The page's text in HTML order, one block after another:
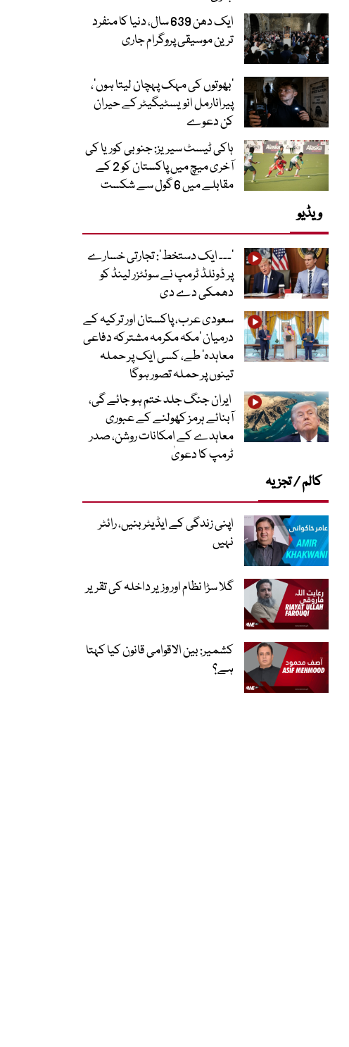
ایک دھن 639 سال، دنیا کا منفرد
ترین موسیقی پروگرام جاری
‘بھوتوں کی مہک پہچان لیتا ہوں’،
پیرانارمل انویسٹیگیٹر کے حیران
کن دعوے
ہاکی ٹیسٹ سیریز: جنوبی کوریا کی
آخری میچ میں پاکستان کو 2 کے
مقابلے میں 6 گول سے شکست
ویڈیو
’۔۔۔ ایک دستخط‘: تجارتی خسارے
پر ڈونلڈ ٹرمپ نے سوئٹزر لینڈ کو
دھمکی دے دی
سعودی عرب، پاکستان اور ترکیہ کے
درمیان ’مکہ مکرمہ مشترکہ دفاعی
معاہدہ‘ طے، کسی ایک پر حملہ
تینوں پر حملہ تصور ہوگا
ایران جنگ جلد ختم ہو جائے گی،
آبنائے ہرمز کھولنے کے عبوری
معاہدے کے امکانات روشن، صدر
ٹرمپ کا دعویٰ
کالم / تجزیہ
اپنی زندگی کے ایڈیٹر بنیں، رائٹر
نہیں
گلا سڑا نظام اور وزیر داخلہ کی تقریر
کشمیر: بین الاقوامی قانون کیا کہتا
ہے؟